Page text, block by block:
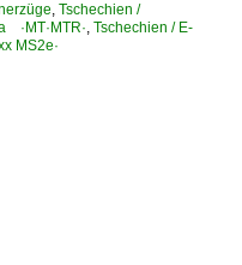
Züge (KLV)
, Tschechien /
·MT·MTR·, Tschechien / E-
MS2e·